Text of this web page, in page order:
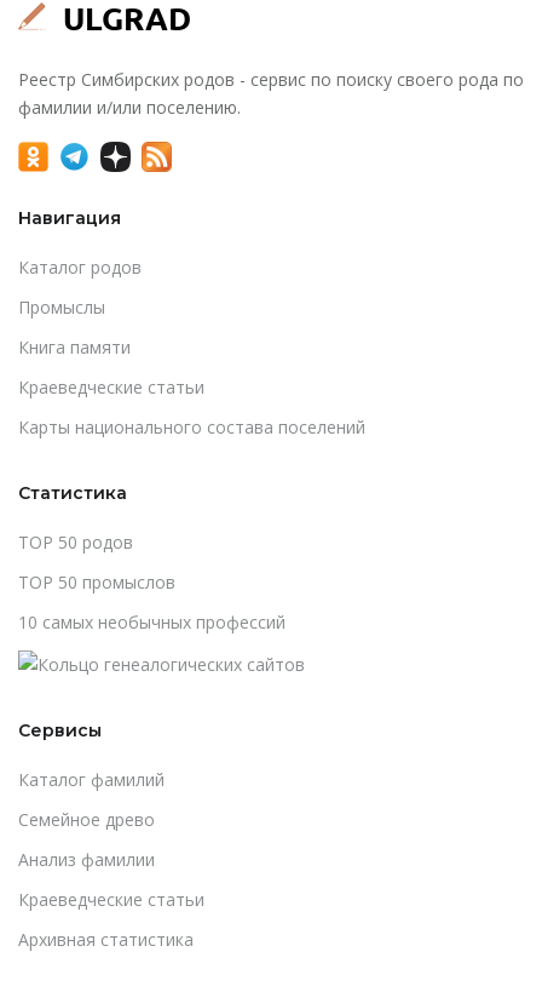
Реестр Симбирских родов - сервис по поиску своего рода по
фамилии и/или поселению.
Навигация
Каталог родов
Промыслы
Книга памяти
Краеведческие статьи
Карты национального состава поселений
Статистика
TOP 50 родов
TOP 50 промыслов
10 самых необычных профессий
Сервисы
Каталог фамилий
Cемейное древо
Анализ фамилии
Краеведческие статьи
Архивная статистика